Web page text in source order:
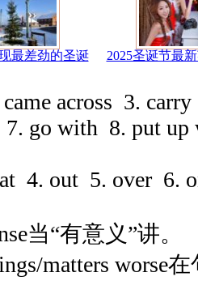
最差劲的圣诞 2025圣诞节最
across 3. carry
7. go with 8. put up
4. out 5. over 6.
当“有意义”讲。
matters worse在